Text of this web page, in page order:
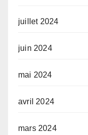
juillet 2024
juin 2024
mai 2024
avril 2024
mars 2024